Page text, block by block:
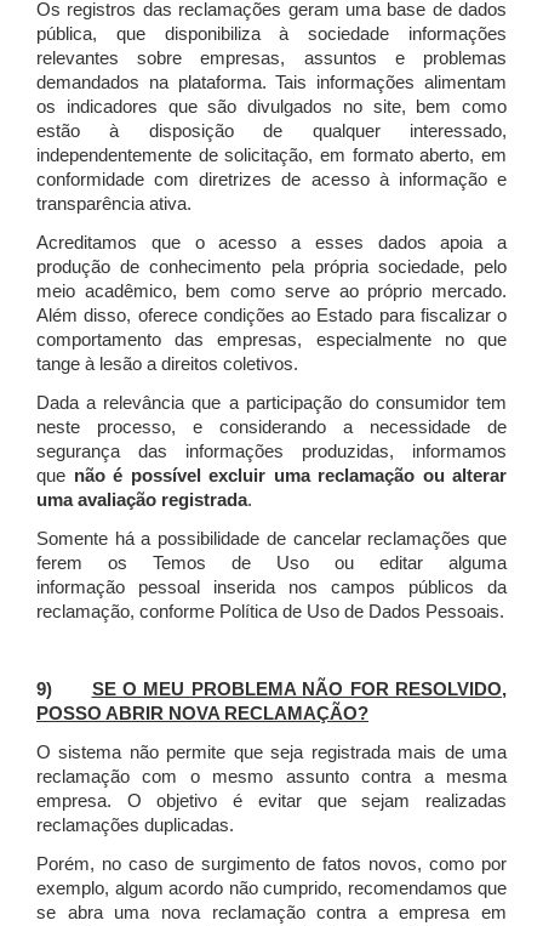
Os registros das reclamações geram uma base de dados
pública, que disponibiliza à sociedade informações
relevantes sobre empresas, assuntos e problemas
demandados na plataforma. Tais informações alimentam
os indicadores que são divulgados no site, bem como
estão à disposição de qualquer interessado,
independentemente de solicitação, em formato aberto, em
conformidade com diretrizes de acesso à informação e
transparência ativa.
Acreditamos que o acesso a esses dados apoia a
produção de conhecimento pela própria sociedade, pelo
meio acadêmico, bem como serve ao próprio mercado.
Além disso, oferece condições ao Estado para fiscalizar o
comportamento das empresas, especialmente no que
tange à lesão a direitos coletivos.
Dada a relevância que a participação do consumidor tem
neste processo, e considerando a necessidade de
segurança das informações produzidas, informamos
que não é possível excluir uma reclamação ou alterar
uma avaliação registrada.
Somente há a possibilidade de cancelar reclamações que
ferem os Temos de Uso ou editar alguma
informação pessoal inserida nos campos públicos da
reclamação, conforme Política de Uso de Dados Pessoais.
9) SE O MEU PROBLEMA NÃO FOR RESOLVIDO,
POSSO ABRIR NOVA RECLAMAÇÃO?
O sistema não permite que seja registrada mais de uma
reclamação com o mesmo assunto contra a mesma
empresa. O objetivo é evitar que sejam realizadas
reclamações duplicadas.
Porém, no caso de surgimento de fatos novos, como por
exemplo, algum acordo não cumprido, recomendamos que
se abra uma nova reclamação contra a empresa em